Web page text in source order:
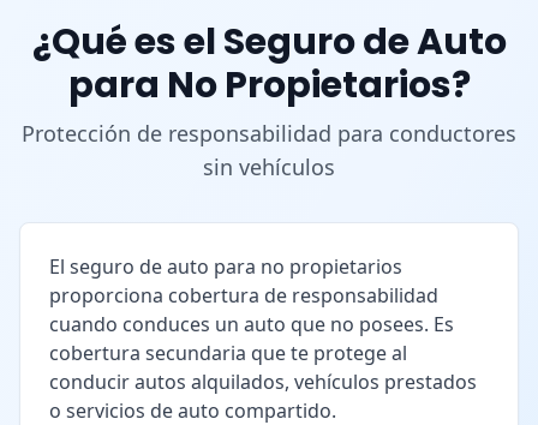
¿Qué es el Seguro de Auto
para No Propietarios?
Protección de responsabilidad para conductores
sin vehículos
El seguro de auto para no propietarios
proporciona cobertura de responsabilidad
cuando conduces un auto que no posees. Es
cobertura secundaria que te protege al
conducir autos alquilados, vehículos prestados
o servicios de auto compartido.